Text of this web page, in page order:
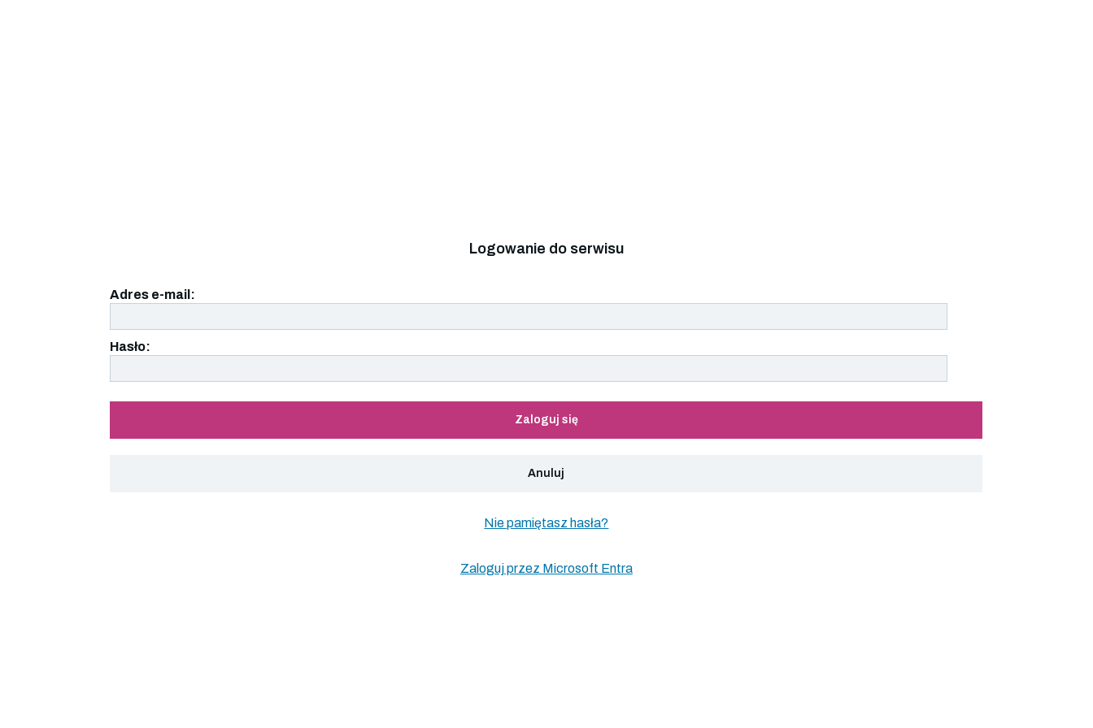
Logowanie do serwisu
Adres e-mail:
Hasło:
Zaloguj się
Anuluj
Nie pamiętasz hasła?
Zaloguj przez Microsoft Entra